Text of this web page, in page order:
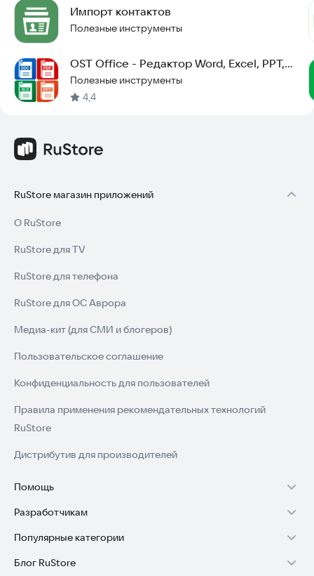
Импорт контактов
Полезные инструменты
OST Office - Редактор Word, Excel, PPT,
PDF
Полезные инструменты
4,4
RuStore магазин приложений
О RuStore
RuStore для TV
RuStore для телефона
RuStore для ОС Аврора
Медиа-кит (для СМИ и блогеров)
Пользовательское соглашение
Конфиденциальность для пользователей
Правила применения рекомендательных технологий
RuStore
Дистрибутив для производителей
Помощь
Установка RuStore на TV
Установка RuStore на телефон
Установка RuStore в машину
Разработчикам
Зарабатывать с RuStore
Стать разработчиком
Популярные категории
Игры для Android
Блог RuStore